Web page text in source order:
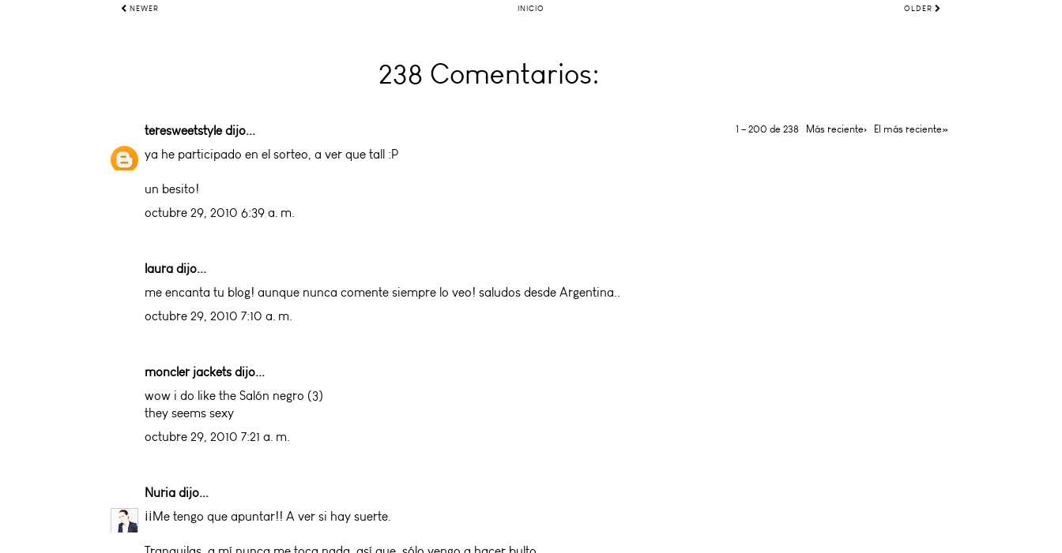
NEWER INICIO OLDER
238 Comentarios:
1 – 200 de 238 Más reciente› El más reciente»
teresweetstyledijo...
ya he participado en el sorteo, a ver que tall :P
un besito!
octubre 29, 2010 6:39 a. m.
laura dijo...
me encanta tu blog! aunque nunca comente siempre lo veo! saludos desde Argentina..
octubre 29, 2010 7:10 a. m.
moncler jackets dijo...
wow i do like the Salón negro (3)
they seems sexy
octubre 29, 2010 7:21 a. m.
Nuria dijo...
¡¡Me tengo que apuntar!! A ver si hay suerte.